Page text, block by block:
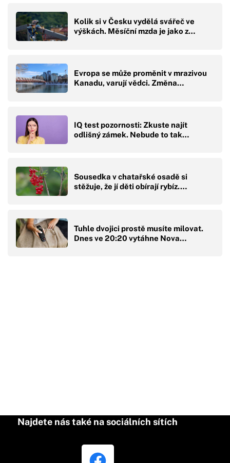
Kolik si v Česku vydělá svářeč ve
výškách. Měsíční mzda je jako z…
Evropa se může proměnit v mrazivou
Kanadu, varují vědci. Změna…
IQ test pozornosti: Zkuste najít
odlišný zámek. Nebude to tak…
Sousedka v chatařské osadě si
stěžuje, že jí děti obírají rybíz.…
Tuhle dvojici prostě musíte milovat.
Dnes ve 20:20 vytáhne Nova…
Najdete nás také na sociálních sítích